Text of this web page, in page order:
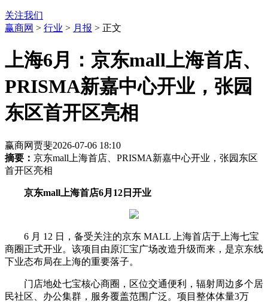
关注我们
赢商网 > 行业 > 月报 > 正文
上海6月：京东mall上海首店、
PRISMA新嘉中心开业，张园
东区首开区亮相
赢商网贾斐2026-07-06 18:10
摘要： 京东mall上海首店、PRISMA新嘉中心开业，张园东区
首开区亮相
京东mall上海首店6月12日开业
6 月 12 日，备受关注的京东 MALL 上海首店于上海七宝
商圈正式开业。该项目由原汇宝广场改造升级而来，是京东线
下业态布局在上海的重要落子。
门店地处七宝核心商圈，区位交通便利，辐射周边多个居
民社区、办公集群，服务覆盖范围广泛。项目整体体量3万